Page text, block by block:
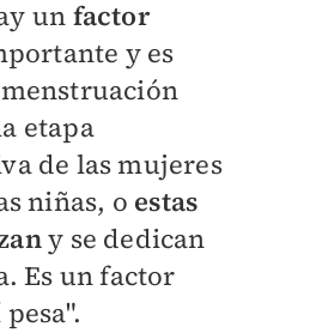
un factor
y es
etapa
de las mujeres
niñas, o estas
y se dedican
Es un factor